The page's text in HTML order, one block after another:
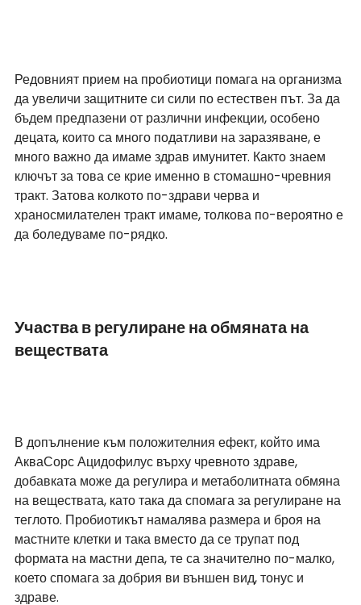
Редовният прием на пробиотици помага на организма
да увеличи защитните си сили по естествен път. За да
бъдем предпазени от различни инфекции, особено
децата, които са много податливи на заразяване, е
много важно да имаме здрав имунитет. Както знаем
ключът за това се крие именно в стомашно-чревния
тракт. Затова колкото по-здрави черва и
храносмилателен тракт имаме, толкова по-вероятно е
да боледуваме по-рядко.
Участва в регулиране на обмяната на
веществата
В допълнение към положителния ефект, който има
АкваСорс Ацидофилус върху чревното здраве,
добавката може да регулира и метаболитната обмяна
на веществата, като така да спомага за регулиране на
теглото. Пробиотикът намалява размера и броя на
мастните клетки и така вместо да се трупат под
формата на мастни депа, те са значително по-малко,
което спомага за добрия ви външен вид, тонус и
здраве.